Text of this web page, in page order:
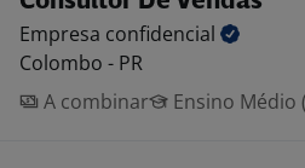
Empresa confidencial
Colombo - PR
A combinar
Ensino Médio